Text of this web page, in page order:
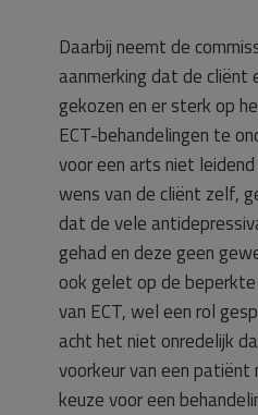
Daarbij neemt de
aanmerking dat de
gekozen en er sterk op
ECT-behandelingen te
voor een arts niet
wens van de cliënt zelf,
dat de vele
gehad en deze geen
ook gelet op de beperkte
van ECT, wel een rol
acht het niet onredelijk
voorkeur van een
keuze voor een